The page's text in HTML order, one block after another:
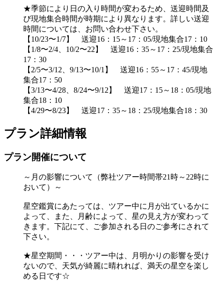
★季節により日の入り時間が変わるため、送迎時間及
び現地集合時間が時期により異なります。詳しい送迎
時間については、お問い合わせ下さい。
【10/23〜1/7】 送迎16：15～17：05/現地集合17：10
【1/8〜2/4、10/2〜22】 送迎16：35～17：25/現地集合
17：30
【2/5〜3/12、9/13〜10/1】 送迎16：55～17：45/現地
集合17：50
【3/13〜4/28、8/24〜9/12】 送迎17：15～18：05/現地
集合18：10
【4/29〜8/23】 送迎17：35～18：25/現地集合18：30
プラン詳細情報
プラン開催について
～月の影響について（弊社ツアー時間帯21時～22時に
おいて）～
星空鑑賞にあたっては、ツアー中に月が出ているかに
よって、また、月齢によって、星の見え方が変わって
きます。下記にて、ご参加される日のご参考にされて
下さい。
★星空期間・・・ツアー中は、月明かりの影響を受け
ないので、天気が綺麗に晴れれば、満天の星空を楽し
める日です☆